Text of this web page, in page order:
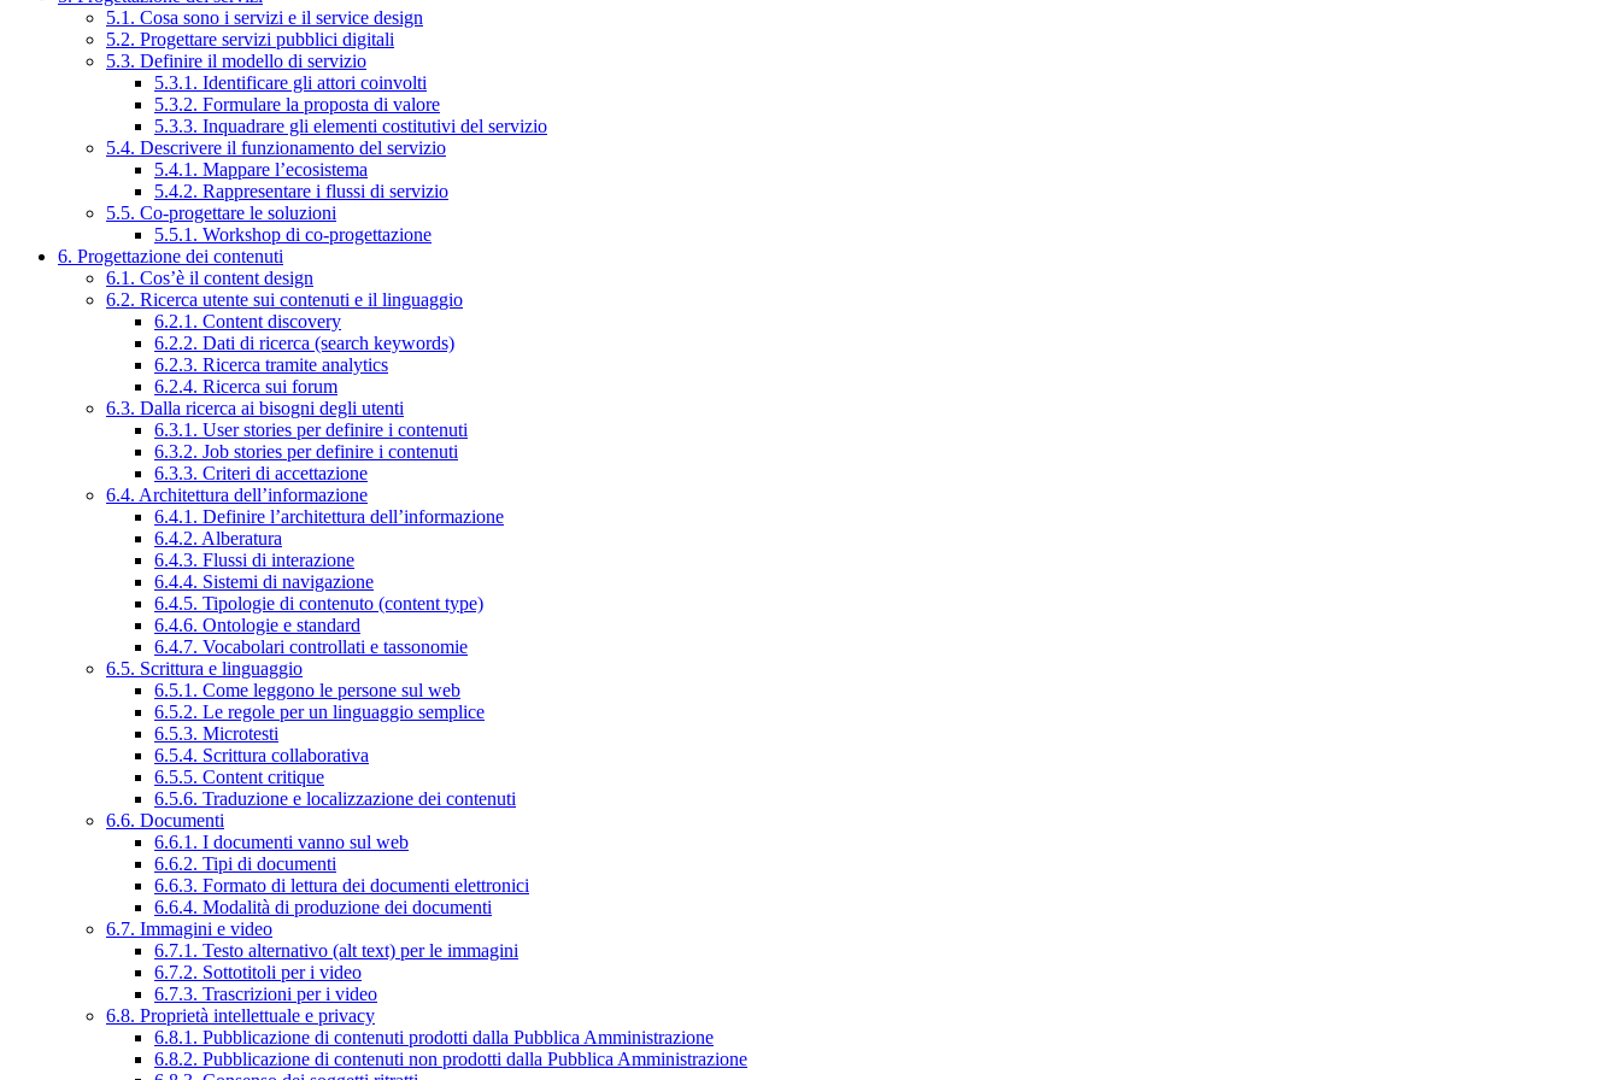
5.1. Cosa sono i servizi e il service design
5.2. Progettare servizi pubblici digitali
5.3. Definire il modello di servizio
5.3.1. Identificare gli attori coinvolti
5.3.2. Formulare la proposta di valore
5.3.3. Inquadrare gli elementi costitutivi del servizio
5.4. Descrivere il funzionamento del servizio
5.4.1. Mappare l’ecosistema
5.4.2. Rappresentare i flussi di servizio
5.5. Co-progettare le soluzioni
5.5.1. Workshop di co-progettazione
6. Progettazione dei contenuti
6.1. Cos’è il content design
6.2. Ricerca utente sui contenuti e il linguaggio
6.2.1. Content discovery
6.2.2. Dati di ricerca (search keywords)
6.2.3. Ricerca tramite analytics
6.2.4. Ricerca sui forum
6.3. Dalla ricerca ai bisogni degli utenti
6.3.1. User stories per definire i contenuti
6.3.2. Job stories per definire i contenuti
6.3.3. Criteri di accettazione
6.4. Architettura dell’informazione
6.4.1. Definire l’architettura dell’informazione
6.4.2. Alberatura
6.4.3. Flussi di interazione
6.4.4. Sistemi di navigazione
6.4.5. Tipologie di contenuto (content type)
6.4.6. Ontologie e standard
6.4.7. Vocabolari controllati e tassonomie
6.5. Scrittura e linguaggio
6.5.1. Come leggono le persone sul web
6.5.2. Le regole per un linguaggio semplice
6.5.3. Microtesti
6.5.4. Scrittura collaborativa
6.5.5. Content critique
6.5.6. Traduzione e localizzazione dei contenuti
6.6. Documenti
6.6.1. I documenti vanno sul web
6.6.2. Tipi di documenti
6.6.3. Formato di lettura dei documenti elettronici
6.6.4. Modalità di produzione dei documenti
6.7. Immagini e video
6.7.1. Testo alternativo (alt text) per le immagini
6.7.2. Sottotitoli per i video
6.7.3. Trascrizioni per i video
6.8. Proprietà intellettuale e privacy
6.8.1. Pubblicazione di contenuti prodotti dalla Pubblica Amministrazione
6.8.2. Pubblicazione di contenuti non prodotti dalla Pubblica Amministrazione